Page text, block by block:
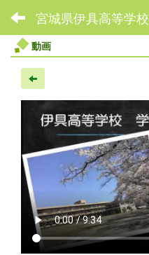
宮城県伊具高等学校
動画